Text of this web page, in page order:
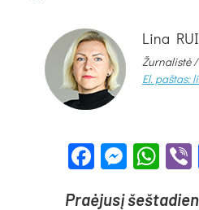
Lina
Žurnalistė /
El. paštas:
Praė­ju­sį